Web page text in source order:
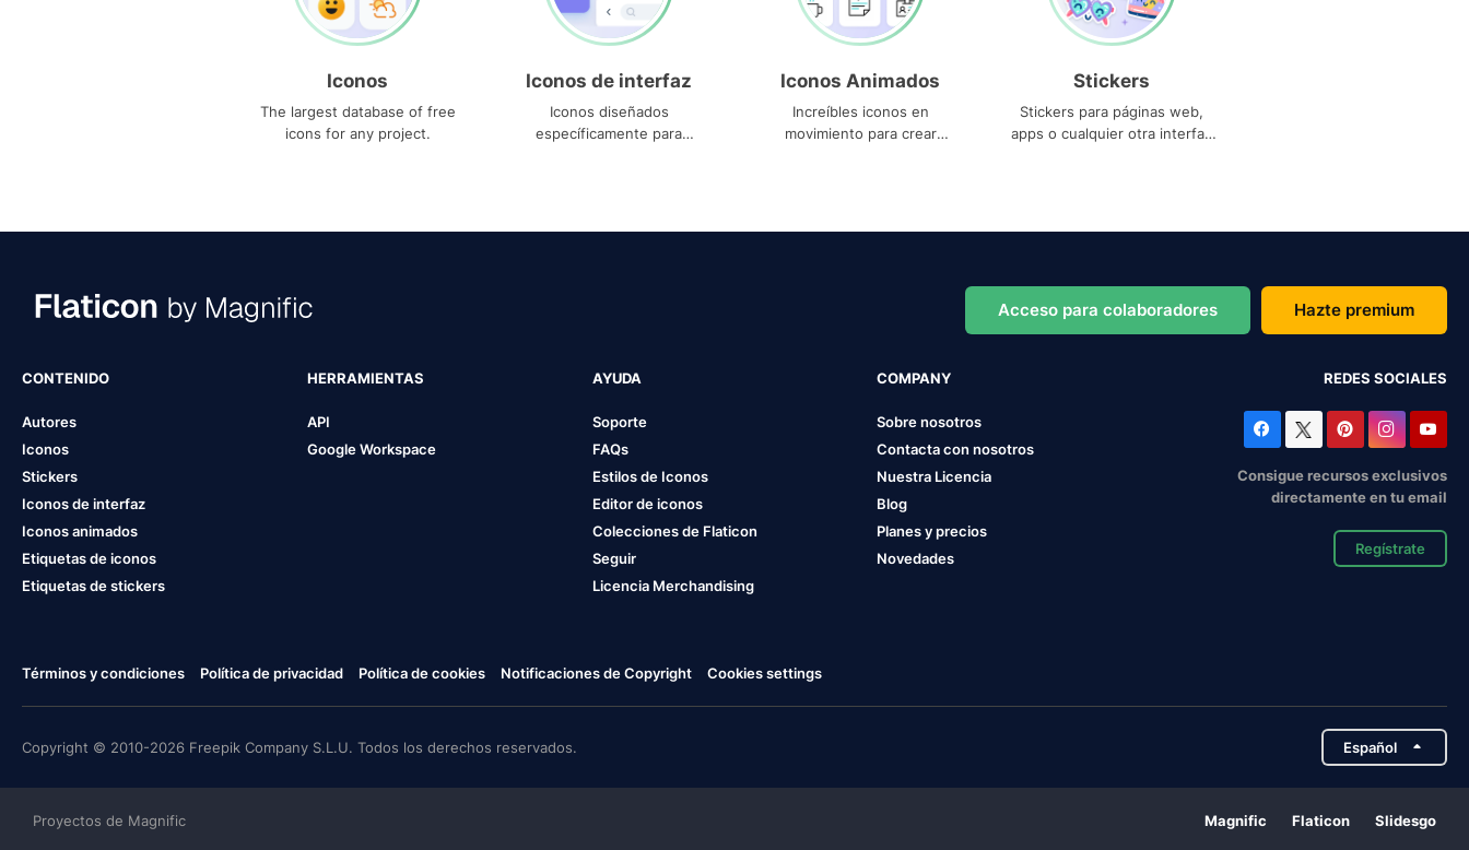
Iconos
The largest database of free
icons for any project.
Iconos de interfaz
Iconos diseñados
específicamente para
Iconos Animados
Increíbles iconos en
movimiento para crear
Stickers
Stickers para páginas web,
apps o cualquier otra interfaz
Acceso para colaboradores Hazte premium
CONTENIDO
Autores
Iconos
Stickers
Iconos de interfaz
Iconos animados
Etiquetas de iconos
Etiquetas de stickers
HERRAMIENTAS
API
Google Workspace
AYUDA
Soporte
FAQs
Estilos de Iconos
Editor de iconos
Colecciones de Flaticon
Seguir
Licencia Merchandising
COMPANY
Sobre nosotros
Contacta con nosotros
Nuestra Licencia
Blog
Planes y precios
Novedades
REDES SOCIALES
Consigue recursos exclusivos
directamente en tu email
Regístrate
Términos y condiciones Política de privacidad Política de cookies Notificaciones de Copyright Cookies settings
Copyright © 2010-2026 Freepik Company S.L.U. Todos los derechos reservados. Español
Proyectos de Magnific Magnific Flaticon Slidesgo